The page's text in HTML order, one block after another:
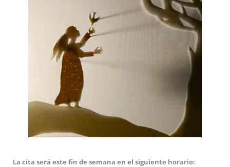
La cita será este fin de semana en el siguiente horario: